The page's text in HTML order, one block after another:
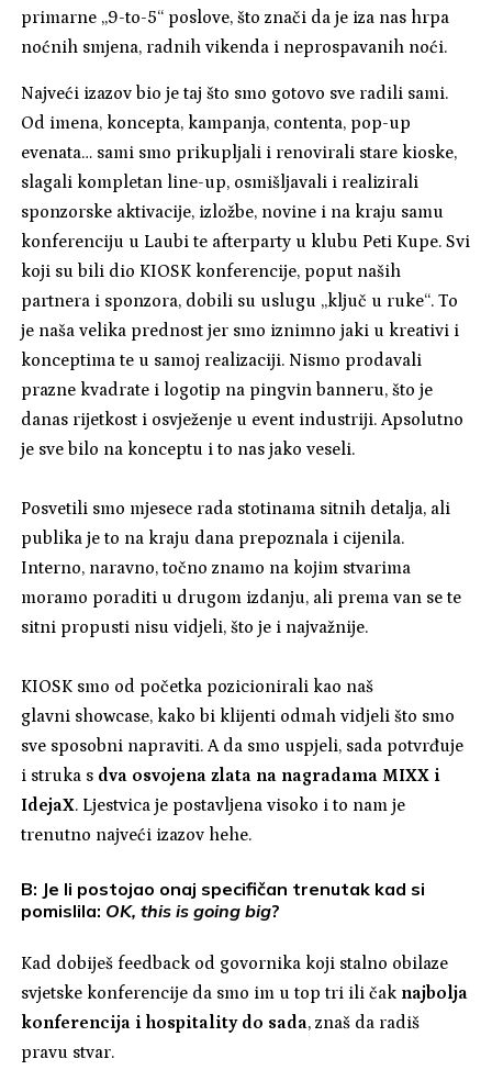
primarne „9-to-5“ poslove, što znači da je iza nas hrpa
noćnih smjena, radnih vikenda i neprospavanih noći.
Najveći izazov bio je taj što smo gotovo sve radili sami.
Od imena, koncepta, kampanja, contenta, pop-up
evenata… sami smo prikupljali i renovirali stare kioske,
slagali kompletan line-up, osmišljavali i realizirali
sponzorske aktivacije, izložbe, novine i na kraju samu
konferenciju u Laubi te afterparty u klubu Peti Kupe. Svi
koji su bili dio KIOSK konferencije, poput naših
partnera i sponzora, dobili su uslugu „ključ u ruke“. To
je naša velika prednost jer smo iznimno jaki u kreativi i
konceptima te u samoj realizaciji. Nismo prodavali
prazne kvadrate i logotip na pingvin banneru, što je
danas rijetkost i osvježenje u event industriji. Apsolutno
je sve bilo na konceptu i to nas jako veseli.
Posvetili smo mjesece rada stotinama sitnih detalja, ali
publika je to na kraju dana prepoznala i cijenila.
Interno, naravno, točno znamo na kojim stvarima
moramo poraditi u drugom izdanju, ali prema van se te
sitni propusti nisu vidjeli, što je i najvažnije.
KIOSK smo od početka pozicionirali kao naš
glavni showcase, kako bi klijenti odmah vidjeli što smo
sve sposobni napraviti. A da smo uspjeli, sada potvrđuje
i struka s dva osvojena zlata na nagradama MIXX i
IdejaX. Ljestvica je postavljena visoko i to nam je
trenutno najveći izazov hehe.
B: Je li postojao onaj specifičan trenutak kad si
pomislila: OK, this is going big?
Kad dobiješ feedback od govornika koji stalno obilaze
svjetske konferencije da smo im u top tri ili čak najbolja
konferencija i hospitality do sada, znaš da radiš
pravu stvar.